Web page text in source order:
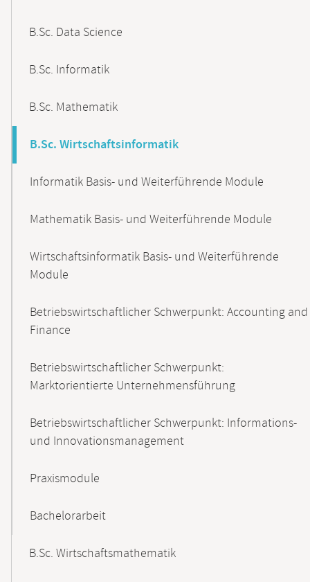
B.Sc. Data Science
B.Sc. Informatik
B.Sc. Mathematik
B.Sc. Wirtschaftsinformatik
Informatik Basis- und Weiterführende Module
Mathematik Basis- und Weiterführende Module
Wirtschaftsinformatik Basis- und Weiterführende
Module
Betriebswirtschaftlicher Schwerpunkt: Accounting and
Finance
Betriebswirtschaftlicher Schwerpunkt:
Marktorientierte Unternehmensführung
Betriebswirtschaftlicher Schwerpunkt: Informations-
und Innovationsmanagement
Praxismodule
Bachelorarbeit
B.Sc. Wirtschaftsmathematik